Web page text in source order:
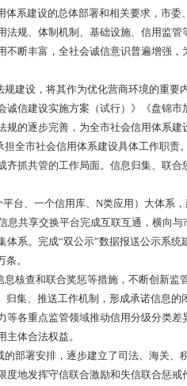
加快推进社会信用体系建设
》《国务院办公厅关于加快
进一步完善失信约束制度构建
》《辽宁省人民政府关于加强
）等文件要求，结合我市实际
关于社会信用体系建设的总
信建设，在信用法规、体制
，信用场景应用不断丰富，
会信用制度法规建设，将其
度加快推进社会诚信建设实
件，这些政策法规的逐步完
领导小组，承担全市社会信